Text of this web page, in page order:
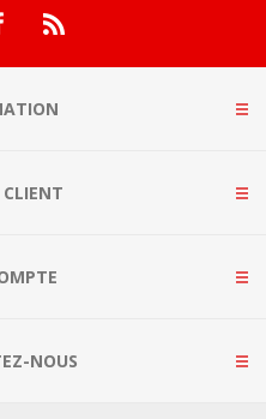
CLIENT
NOUS